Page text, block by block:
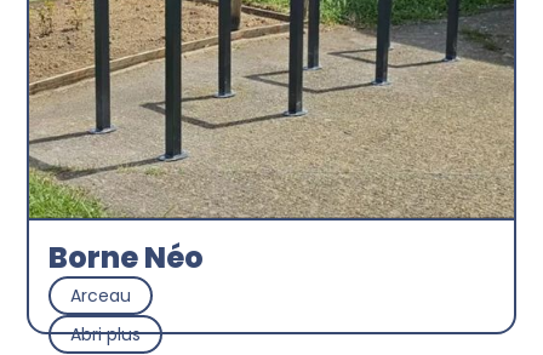
Borne Néo
Arceau
Abri plus